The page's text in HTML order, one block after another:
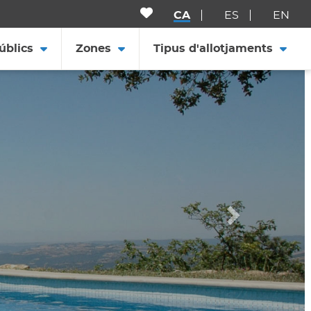
Següent
Zones Tipus d'allotjaments
CA ES EN